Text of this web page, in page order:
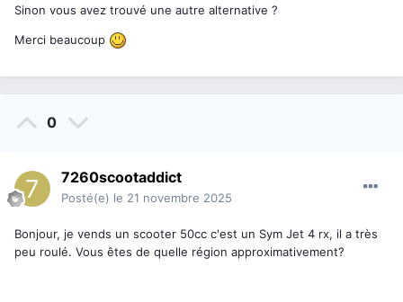
Bonne soirée
Sinon vous avez trouvé une autre alternative ?
Merci beaucoup
0
7260scootaddict
Posté(e) le 21 novembre 2025
Bonjour, je vends un scooter 50cc c'est un Sym Jet 4 rx, il a très
peu roulé. Vous êtes de quelle région approximativement?